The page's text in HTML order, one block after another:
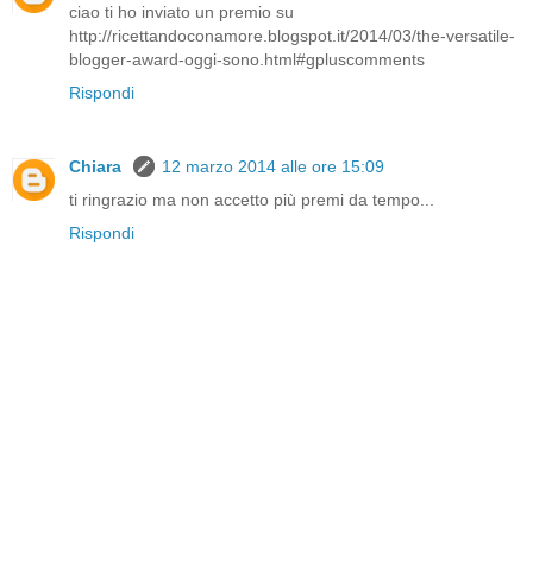
ciao ti ho inviato un premio su
http://ricettandoconamore.blogspot.it/2014/03/the-versatile-
blogger-award-oggi-sono.html#gpluscomments
Rispondi
Chiara
12 marzo 2014 alle ore 15:09
ti ringrazio ma non accetto più premi da tempo...
Rispondi